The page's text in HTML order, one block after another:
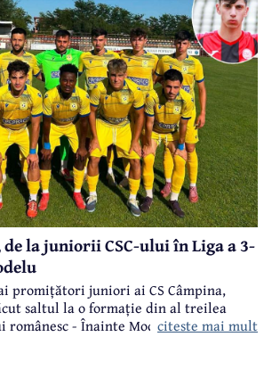
de la juniorii CSC-ului în Liga a 3-
promițători juniori ai CS Câmpina,
saltul la o formație din al treilea
românesc - Înainte Modelu, din județul
citeste mai mult